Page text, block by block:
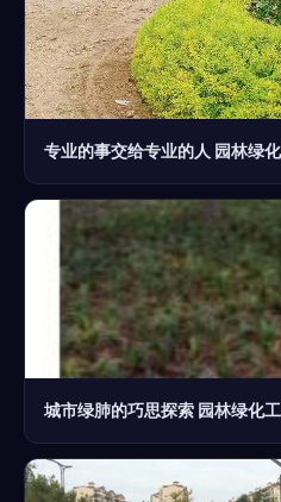
专业的事交给专业的人 园林绿
城市绿肺的巧思探索 园林绿化